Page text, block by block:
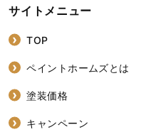
サイトメニュー
TOP
ペイントホームズとは
塗装価格
キャンペーン